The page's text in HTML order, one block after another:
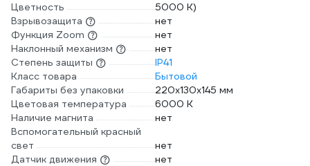
Цветность
5000 К)
Взрывозащита
нет
Функция Zoom
нет
Наклонный механизм
нет
Степень защиты
IP41
Класс товара
Бытовой
Габариты без упаковки
220x130x145 мм
Цветовая температура
6000 К
Наличие магнита
нет
Вспомогательный красный
свет
нет
Датчик движения
нет